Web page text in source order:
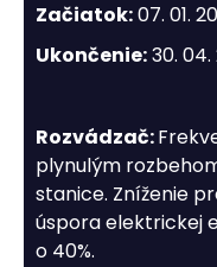
Začiatok:07. 01.
Ukončenie:30. 04.
Rozvádzač:
plynulým
stanice. Zníženie
úspora elektrickej
o 40%.